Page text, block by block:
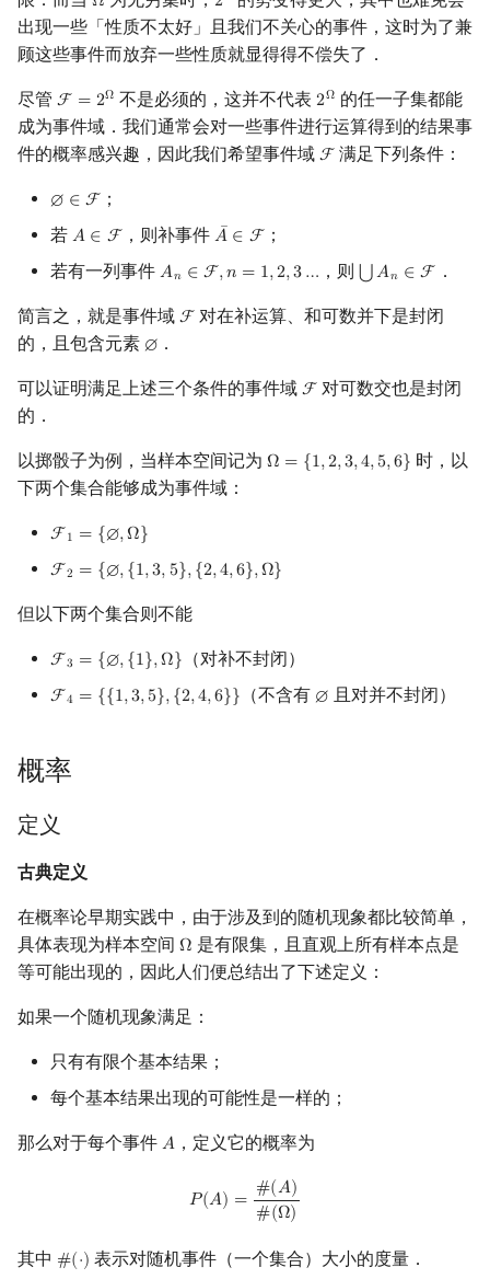
杜教筛
Powerful Number 筛
Min_25 筛
洲阁筛
类欧几里德算法
Meissel–Lehmer 算法
Stern–Brocot 树与 Farey 序列
二次域
Pell 方程
霍夫曼树
图的匹配
Prüfer 序列
矩阵树定理
LGV 引理
最大团搜索算法
支配树
Ω 2
出现一些「性质不太好」且我们不关心的事件，这时为了兼
顾这些事件而放弃一些性质就显得得不偿失了．
尽管 F = 2Ω
F= 2Ω 不是必须的，这并不代表2Ω
2Ω 的任一子集都能
成为事件域．我们通常会对一些事件进行运算得到的结果事
件的概率感兴趣，因此我们希望事件域 F
F 满足下列条件：
∅ ∈ F
∅ ∈ F
；
若 𝐴 ∈ F
A∈F ，则补事件 ¯
𝐴 ∈ F
A¯ ∈ F
；
若有一列事件 𝐴𝑛 ∈ F,𝑛 = 1,2,3…
An∈F ,n =1, 2,3 … ，则⋃𝐴𝑛 ∈ F
⋃An∈F ．
简言之，就是事件域 F
F 对在补运算、和可数并下是封闭
的，且包含元素 ∅
∅ ．
可以证明满足上述三个条件的事件域 F
F 对可数交也是封闭
的．
以掷骰子为例，当样本空间记为 Ω = {1,2,3,4,5,6}
Ω ={1 ,2,3,4,5,6}
时，以
下两个集合能够成为事件域：
F 1 = {∅,Ω}
F1 = {∅ ,Ω}
F 2 = {∅,{1,3,5},{2,4,6},Ω}
F2= {∅ ,{1,3 ,5},{2 4,6 },Ω}
但以下两个集合则不能
F 3 = {∅,{1},Ω}
F3= {∅ ,{1}, Ω} （对补不封闭）
F 4 = {{1,3,5},{2,4,6}}
F4= {{1 ,3,5},{2,4,6 }} （不含有 ∅
∅ 且对并不封闭）
概率
定义
古典定义
在概率论早期实践中，由于涉及到的随机现象都比较简单，
具体表现为样本空间 Ω
Ω 是有限集，且直观上所有样本点是
等可能出现的，因此人们便总结出了下述定义：
如果一个随机现象满足：
只有有限个基本结果；
每个基本结果出现的可能性是一样的；
那么对于每个事件 𝐴
A ，定义它的概率为
𝑃(𝐴) = #(𝐴)
#(Ω)
P( A)= A)#(Ω)
其中 #(⋅)
#(⋅) 表示对随机事件（一个集合）大小的度量．